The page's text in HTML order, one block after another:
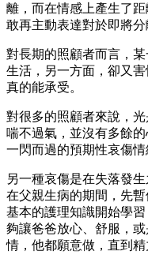
離，而在情感上產生了
敢再主動表達對於即將分
對長期的照顧者而言，
生活，另一方面，卻又
真的能承受。
對很多的照顧者來說，
喘不過氣，並沒有多餘
一閃而過的預期性哀傷情
另一種哀傷是在失落發
在父親生病的期間，先
基本的護理知識開始學
夠讓爸爸放心、舒服，
情，他都願意做，直到精